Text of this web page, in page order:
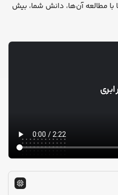
با مطالعه آن‌ها، دانش شما، بیش